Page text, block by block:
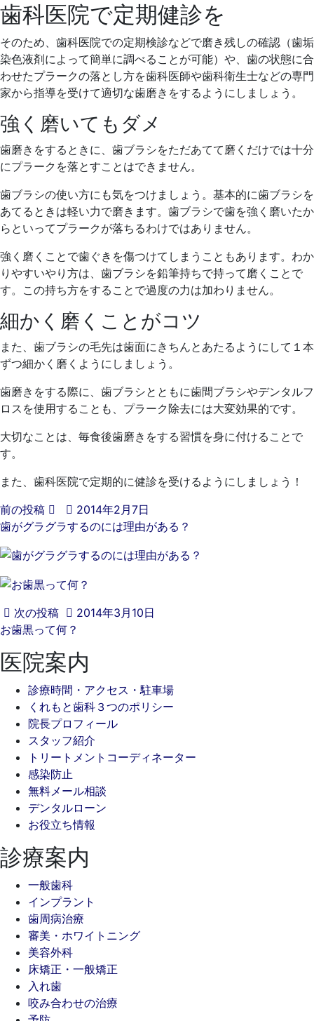
歯科医院で定期健診を
そのため、歯科医院での定期検診などで磨き残しの確認（歯垢
染色液剤によって簡単に調べることが可能）や、歯の状態に合
わせたプラークの落とし方を歯科医師や歯科衛生士などの専門
家から指導を受けて適切な歯磨きをするようにしましょう。
強く磨いてもダメ
歯磨きをするときに、歯ブラシをただあてて磨くだけでは十分
にプラークを落とすことはできません。
歯ブラシの使い方にも気をつけましょう。基本的に歯ブラシを
あてるときは軽い力で磨きます。歯ブラシで歯を強く磨いたか
らといってプラークが落ちるわけではありません。
強く磨くことで歯ぐきを傷つけてしまうこともあります。わか
りやすいやり方は、歯ブラシを鉛筆持ちで持って磨くことで
す。この持ち方をすることで過度の力は加わりません。
細かく磨くことがコツ
また、歯ブラシの毛先は歯面にきちんとあたるようにして１本
ずつ細かく磨くようにしましょう。
歯磨きをする際に、歯ブラシとともに歯間ブラシやデンタルフ
ロスを使用することも、プラーク除去には大変効果的です。
大切なことは、毎食後歯磨きをする習慣を身に付けることで
す。
また、歯科医院で定期的に健診を受けるようにしましょう！
前の投稿
2014年2月7日
歯がグラグラするのには理由がある？
次の投稿
2014年3月10日
お歯黒って何？
医院案内
診療時間・アクセス・駐車場
くれもと歯科３つのポリシー
院長プロフィール
スタッフ紹介
トリートメントコーディネーター
感染防止
無料メール相談
デンタルローン
お役立ち情報
診療案内
一般歯科
インプラント
歯周病治療
審美・ホワイトニング
美容外科
床矯正・一般矯正
入れ歯
咬み合わせの治療